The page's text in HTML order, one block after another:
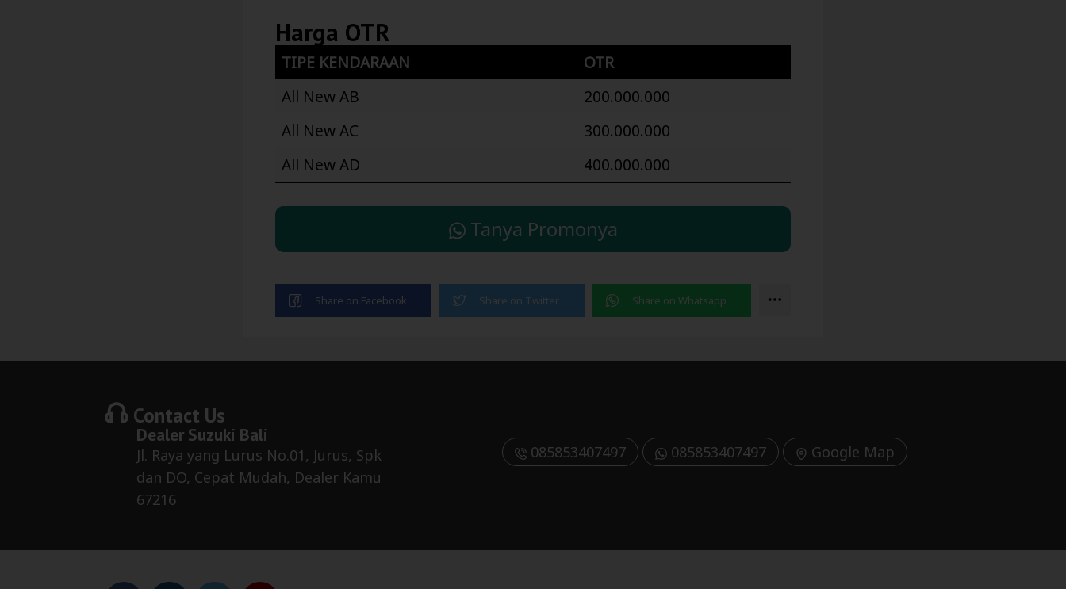
Harga OTR
TIPE KENDARAAN
OTR
All New AB
200.000.000
All New AC
300.000.000
All New AD
400.000.000
Tanya Promonya
Contact Us
Dealer Suzuki Bali
Jl. Raya yang Lurus No.01, Jurus, Spk
dan DO, Cepat Mudah, Dealer Kamu
67216
085853407497 085853407497 Google Map